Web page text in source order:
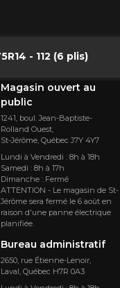
- 112 (6 plis)
Magasin ouvert au
public
1241, boul. Jean-Baptiste-
Rolland Ouest,
St⁠-⁠Jérôme, Québec J7Y 4Y7
Lundi à Vendredi : 8h à 18h
Samedi : 8h à 17h
Dimanche : Fermé
ATTENTION - Le magasin de St-
Jérôme sera fermé le 6 août en
raison d'une panne électrique
planifiée.
Bureau administratif
2650, rue Étienne⁠-⁠Lenoir,
Laval, Québec H7R 0A3